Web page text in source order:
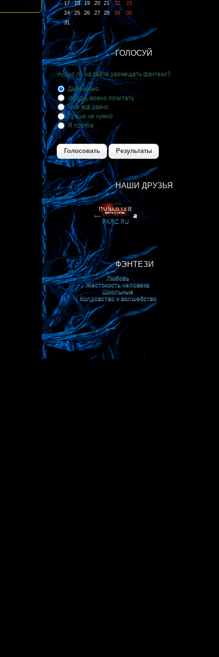
17
18 19 20 21 22
23
24
25 26 27 28 29
30
31
ГОЛОСУЙ
Нужно ли на сайте размещать фэнтези?
Да конечно
Иногда можно почитать
Мне всё равно
Лучше не нужно
Я против
Голосовать Результаты
НАШИ ДРУЗЬЯ
PKRС.RU
ФЭНТЕЗИ
Любовь
Жестокость человека
Школьные
Колдовство и волшебство